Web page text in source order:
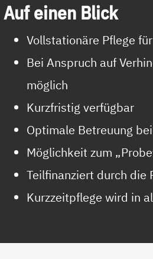
Auf ei­nen Blick
Vollstationäre Pflege
Bei Anspruch auf
möglich
Kurzfristig verfügbar
Optimale Betreuung
Möglichkeit zum
Teilfinanziert durch die
Kurzzeitpflege wird in